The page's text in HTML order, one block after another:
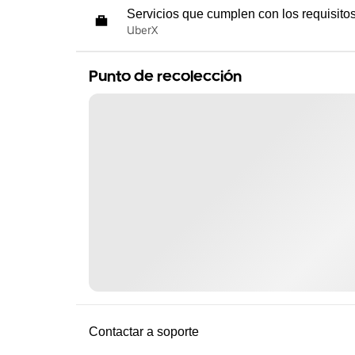
Servicios que cumplen con los
UberX
Punto de recolección
Contactar a soporte